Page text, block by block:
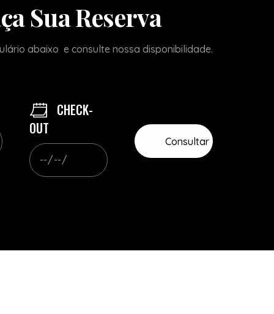
Sua Reserva
abaixo e consulte nossa disponibilidade.
CHECK-
OUT